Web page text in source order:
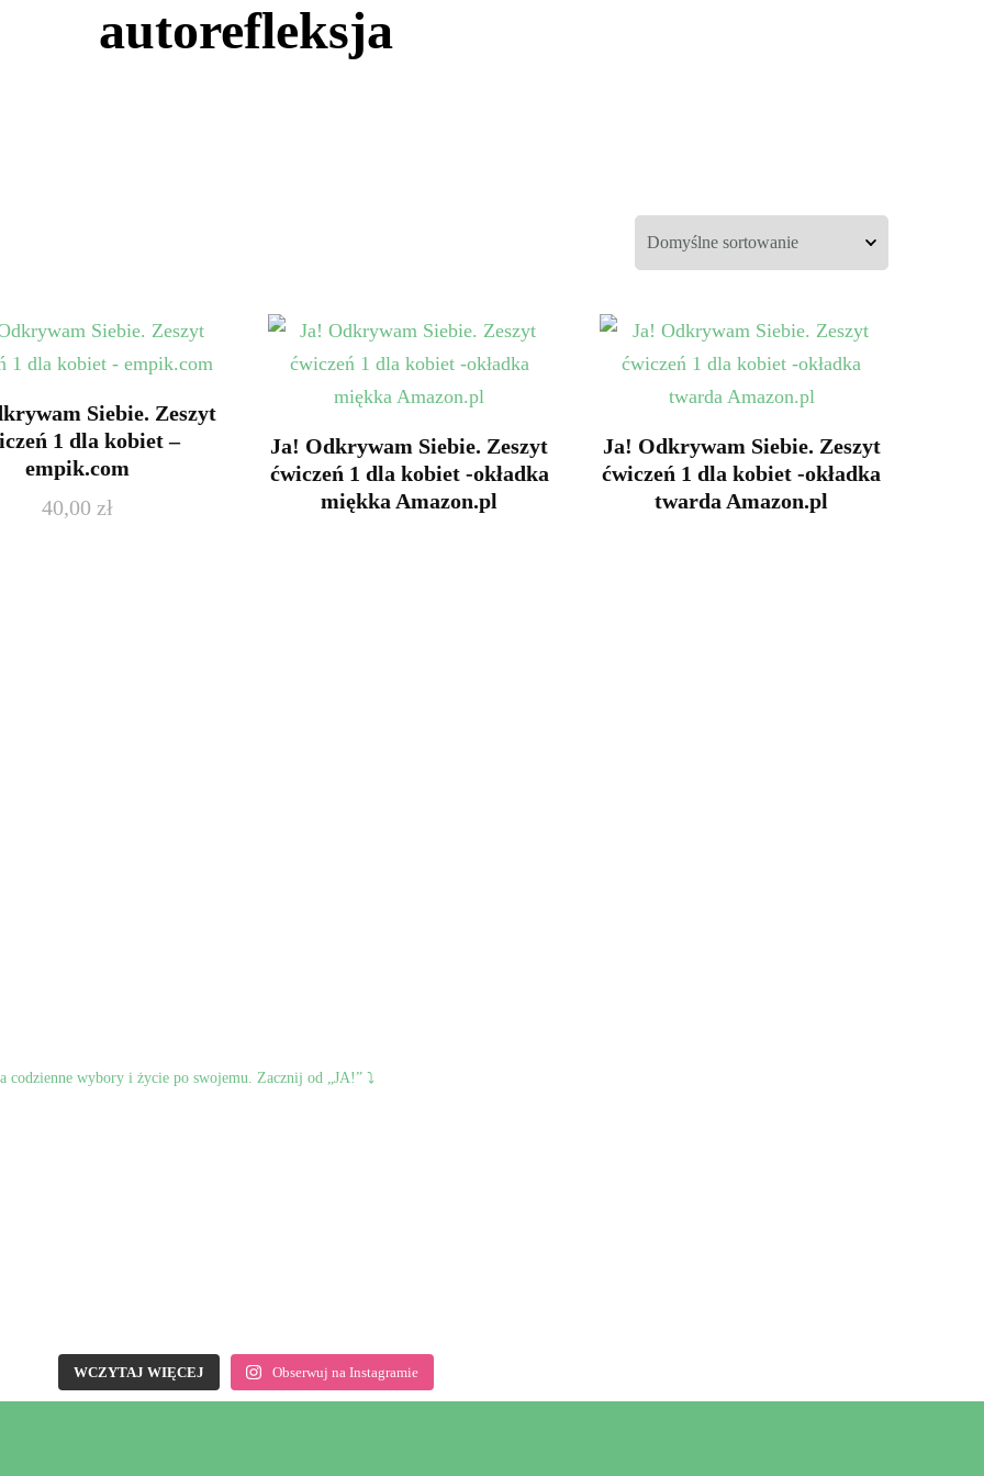
autorefleksja
Siebie. Zeszyt
1 dla kobiet –
empik.com
40,00 zł
Ja! Odkrywam Siebie. Zeszyt
ćwiczeń 1 dla kobiet -okładka
miękka Amazon.pl
Ja! Odkrywam Siebie. Zeszyt
ćwiczeń 1 dla kobiet -okładka
twarda Amazon.pl
codzienne wybory i życie po swojemu. Zacznij od „JA!” ⤵️
WCZYTAJ WIĘCEJ Obserwuj na Instagramie